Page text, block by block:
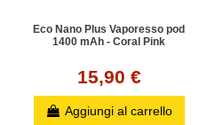
Eco Nano Plus Vaporesso pod
1400 mAh - Coral Pink
15,90 €
Aggiungi al carrello